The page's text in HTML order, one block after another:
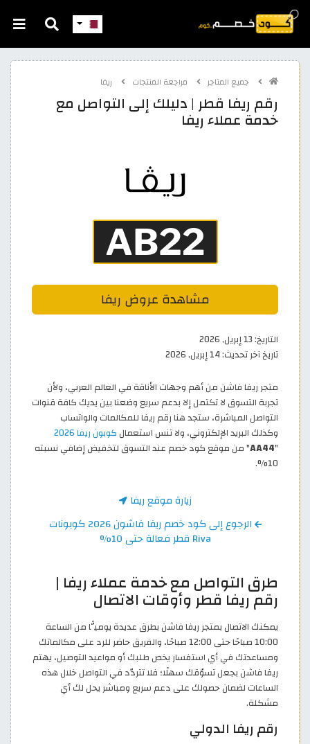
جميع المتاجر مراجعة المنتجات ريفا
رقم ريفا قطر | دليلك إلى التواصل مع
خدمة عملاء ريفا
مشاهدة عروض ريفا
التاريخ:13 إبريل, 2026
تاريخ آخر تحديث:14 إبريل, 2026
متجر ريفا فاشن من أهم وجهات الأناقة في العالم العربي، ولأن
تجربة التسوق لا تكتمل إلا بدعم سريع وضعنا بين يديك كافة قنوات
التواصل المباشرة، ستجد هنا رقم ريفا للمكالمات والواتساب
وكذلك البريد الإلكتروني، ولا تنس استعمال كوبون ريفا 2026
"
AA44" من موقع كود خصم عند التسوق لتخفيض إضافي نسبته
10%.
زيارة موقع ريفا
الرجوع إلى كود خصم ريفا فاشون 2026 كوبونات
Riva قطر فعالة حتى 10%
طرق التواصل مع خدمة عملاء ريفا |
رقم ريفا قطر وأوقات الاتصال
يمكنك الاتصال بمتجر ريفا فاشن بطرق عديدة يوميًّا من الساعة
10:00 صباحًا حتى 12:00 صباحًا، والفريق حاضر للرد على مكالماتك
ومساعدتك في أي استفسار يخص طلبك أو مواعيد التوصيل، يهتم
ريفا فاشن بجعل تسوّقك سهلًا؛ فلا تتردّد في التواصل خلال هذه
الساعات لضمان حصولك على دعم سريع ومباشر يحل لك أي
مشكلة.
رقم ريفا الدولي